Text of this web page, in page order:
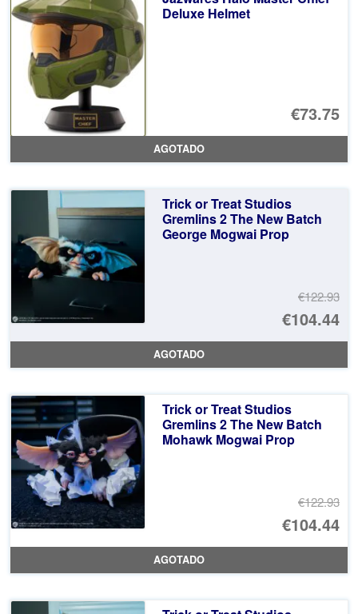
Deluxe Helmet
€73.75
AGOTADO
Trick or Treat Studios
Gremlins 2 The New Batch
George Mogwai Prop
€122.93
El
€104.44
El
AGOTADO
Trick or Treat Studios
Gremlins 2 The New Batch
Mohawk Mogwai Prop
€122.93
El
€104.44
El
AGOTADO